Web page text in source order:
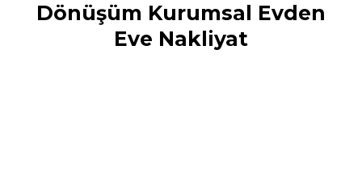
Dönüşüm Kurumsal Evden
Eve Nakliyat